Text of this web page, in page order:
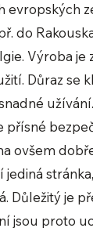
evropských
do
Výroba je
Důraz se
užívání.
přísné
ovšem
jediná
Důležitý je
jsou proto